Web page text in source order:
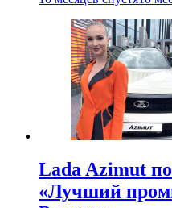
Lada Azimut
«Лучший